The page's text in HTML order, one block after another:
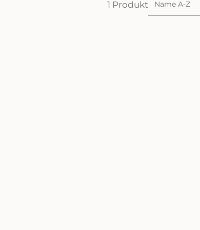
1 Produkt